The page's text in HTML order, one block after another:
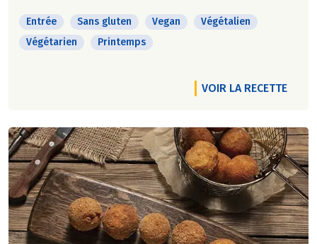
Entrée Sans gluten Vegan
Végétalien
Végétarien
Printemps
VOIR LA RECETTE